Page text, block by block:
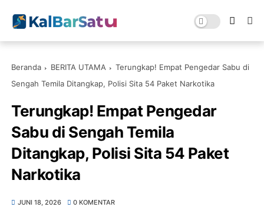
Beranda BERITA UTAMA
Terungkap! Empat Pengedar Sabu di
Sengah Temila Ditangkap, Polisi Sita 54 Paket Narkotika
Terungkap! Empat Pengedar
Sabu di Sengah Temila
Ditangkap, Polisi Sita 54 Paket
Narkotika
JUNI 18, 2026 0 KOMENTAR